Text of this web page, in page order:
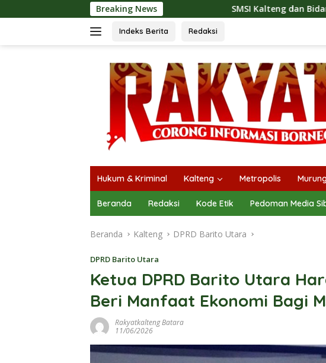
ke
Breaking NewsSMSI Kalteng dan Bidan Sean Bangun
Indeks Berita Redaksi
Hukum & Kriminal Kalteng Metropolis
Beranda Redaksi Kode Etik Pedoman Media
Beranda Kalteng DPRD Barito Utara
DPRD Barito Utara
Ketua DPRD Barito Utara
Beri Manfaat Ekonomi Bagi
Rakyatkalteng Batara
11/06/2026